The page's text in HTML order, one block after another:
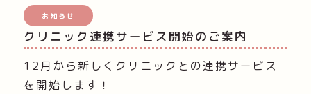
クリニック連携サービス開始のご案内
お知らせ
12月から新しくクリニックとの連携サービス
を開始します！